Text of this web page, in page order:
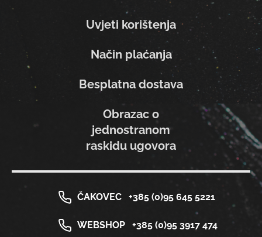
Uvjeti korištenja
Način plaćanja
Besplatna dostava
Obrazac o
jednostranom
raskidu ugovora
ČAKOVEC +385 (0)95 645 5221
WEBSHOP +385 (0)95 3917 474